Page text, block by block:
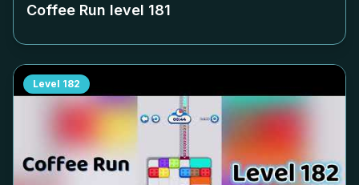
Coffee Run level 181
Level 182